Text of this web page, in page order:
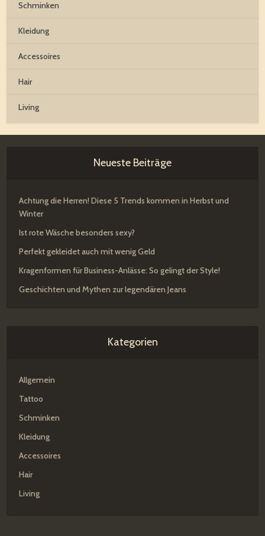
Schminken
Kleidung
Accessoires
Hair
Living
Neueste Beiträge
Achtung die Herren! Diese 5 Trends kommen in Herbst und
Winter
Ist rote Wäsche besonders sexy?
Perfekt gekleidet auch mit wenig Geld
Kragenformen für Business-Anlässe: So gelingt der Style!
Geschichten und Mythen zur legendären Jeans
Kategorien
Allgemein
Tattoo
Schminken
Kleidung
Accessoires
Hair
Living